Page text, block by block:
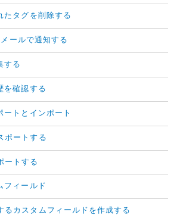
たタグを削除する
ールで通知する
する
を確認する
ートとインポート
ポートする
ートする
フィールド
るカスタムフィールドを作成する